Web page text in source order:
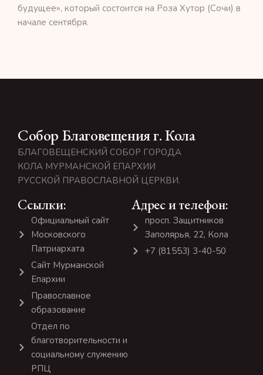
будущее», который состоится на Роза Хутор (Сочи) в
начале сентября.
Собор Благовещения г. Кола
БЛАГОВЕЩЕНСКИЙ СОБОР ГОРОДА
КОЛА МУРМАНСКОЙ ЕПАРХИИ
РУССКОЙ ПРАВОСЛАВНОЙ ЦЕРКВИ.
Ссылки:
Официальный сайт
Московского
Патриархата
Сайт Мурманской
Епархии
Православное
образование
Отдел по
благотворительности и
социальному служению
РПЦ
Адрес и телефон:
просп. Защитников
Заполярья, 22, Кола
+7 (81553) 3-40-50